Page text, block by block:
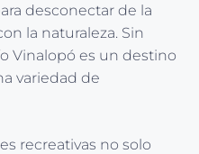
desconectar de la
la naturaleza. Sin
Vinalopó es un destino
variedad de
recreativas no solo